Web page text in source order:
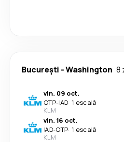
București -Washington 8
vin. 09 oct.
OTP-IAD· 1 escală
KLM
vin. 16 oct.
IAD-OTP· 1 escală
KLM